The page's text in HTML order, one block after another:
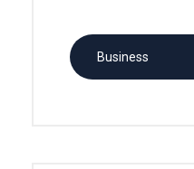
Business